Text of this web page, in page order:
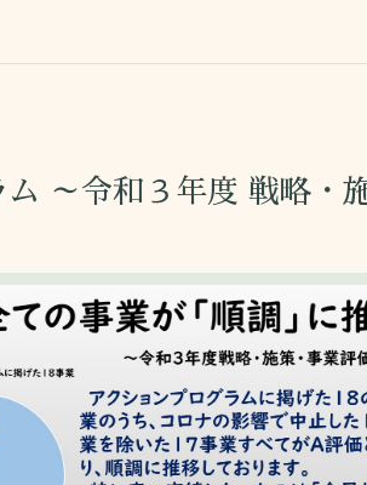
～令和３年度 戦略・